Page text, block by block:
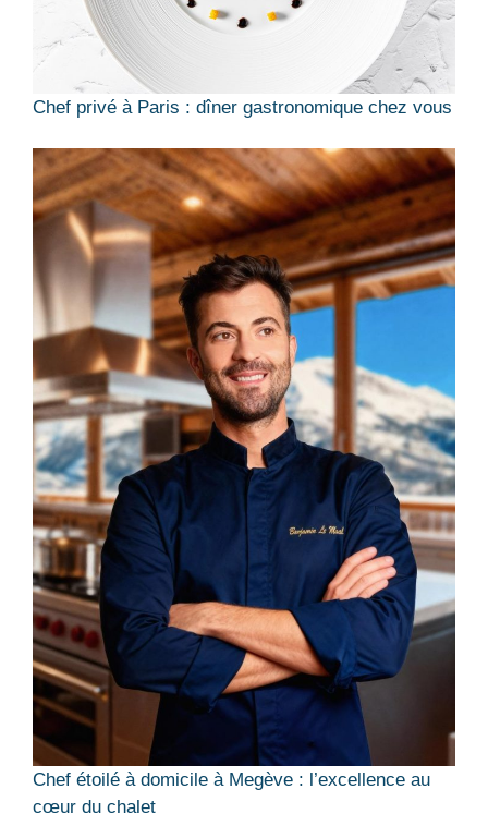
Chef privé à Paris : dîner gastronomique chez vous
Chef étoilé à domicile à Megève : l’excellence au
cœur du chalet